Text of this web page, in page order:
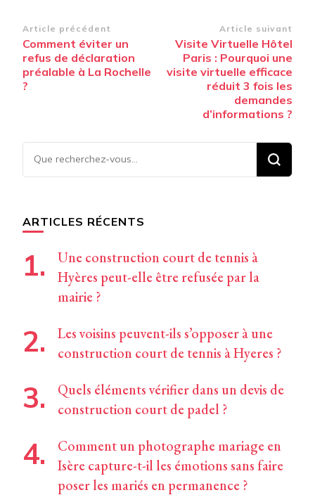
Navigation
d’article
Article précédent
Comment éviter un
refus de déclaration
préalable à La Rochelle
?
Article suivant
Visite Virtuelle Hôtel
Paris : Pourquoi une
visite virtuelle efficace
réduit 3 fois les
demandes
d’informations ?
Vous
recherchiez
ARTICLES RÉCENTS
Une construction court de tennis à
Hyères peut-elle être refusée par la
mairie ?
Les voisins peuvent-ils s’opposer à une
construction court de tennis à Hyeres ?
Quels éléments vérifier dans un devis de
construction court de padel ?
Comment un photographe mariage en
Isère capture-t-il les émotions sans faire
poser les mariés en permanence ?